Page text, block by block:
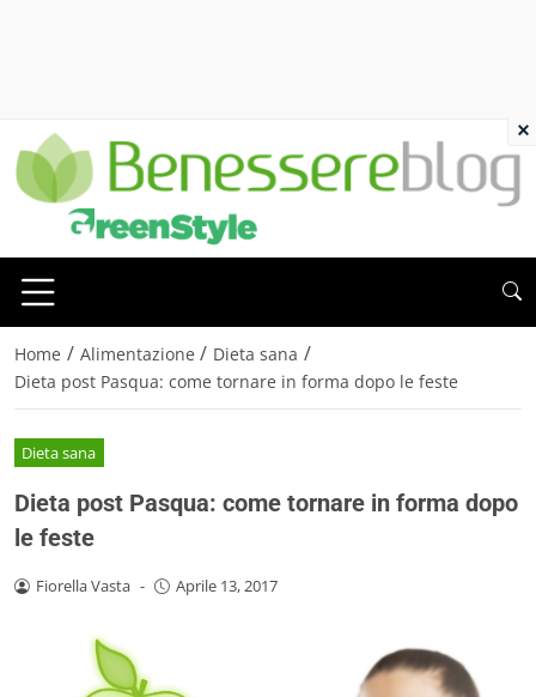
Home / Alimentazione / Dieta sana /
Dieta post Pasqua: come tornare in forma dopo le feste
Dieta sana
Dieta post Pasqua: come tornare in forma dopo
le feste
Fiorella Vasta - Aprile 13, 2017
×